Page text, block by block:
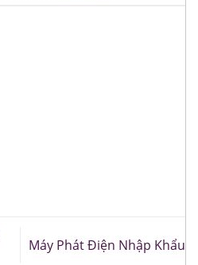
Máy Phát Điện Nhập Khẩu